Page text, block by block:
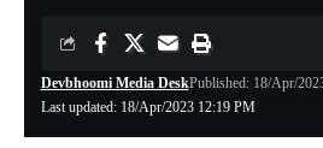
Last updated: 18/Apr/2023 12:19 PM
Devbhoomi Media DeskPublished: 18/Apr/